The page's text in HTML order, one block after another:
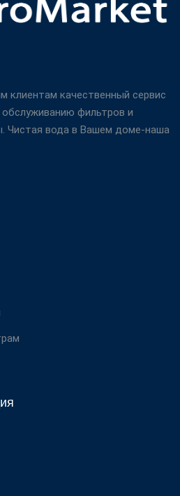
клиентам качественный сервис
фильтров и
Чистая вода в Вашем доме-наша